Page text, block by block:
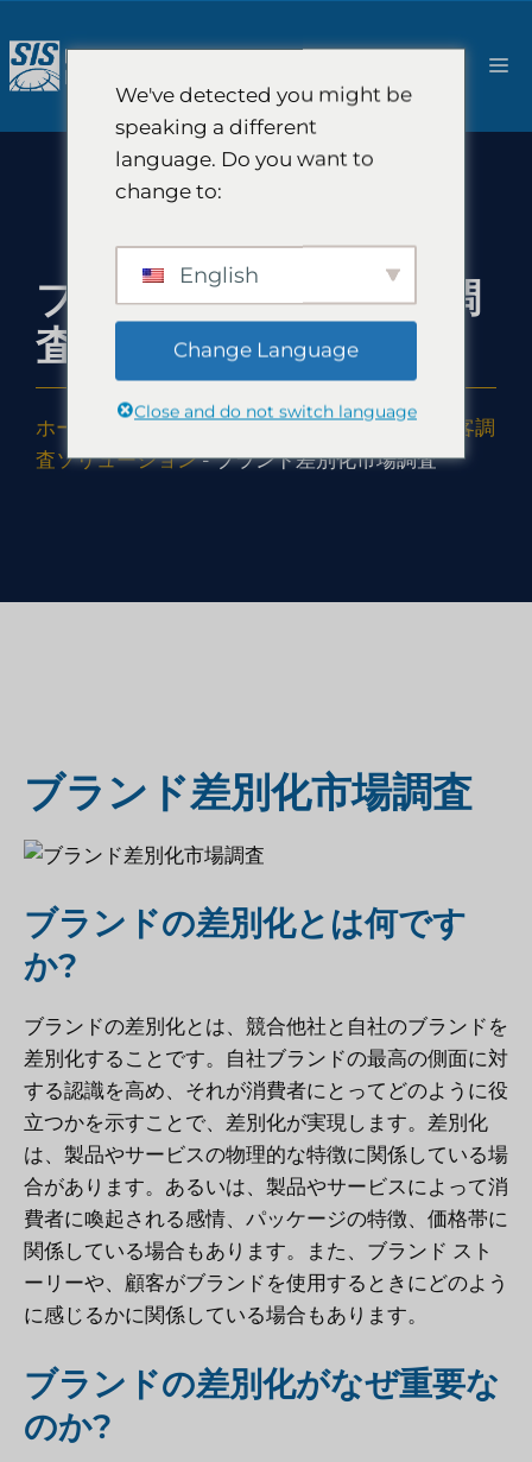
ン
テ
メ
ブランド差別化市場調
査
ホーム ソリューション-ブランディングと顧客調
査ソリューション-ブランド差別化市場調査
ブランド差別化市場調査
ブランドの差別化とは何です
か?
ブランドの差別化とは、競合他社と自社のブランドを
差別化することです。自社ブランドの最高の側面に対
する認識を高め、それが消費者にとってどのように役
立つかを示すことで、差別化が実現します。差別化
は、製品やサービスの物理的な特徴に関係している場
合があります。あるいは、製品やサービスによって消
費者に喚起される感情、パッケージの特徴、価格帯に
関係している場合もあります。また、ブランド スト
ーリーや、顧客がブランドを使用するときにどのよう
に感じるかに関係している場合もあります。
ブランドの差別化がなぜ重要な
のか?
We've detected you might be
speaking a different
language. Do you want to
change to:
English
Change Language
Close and do not switch language